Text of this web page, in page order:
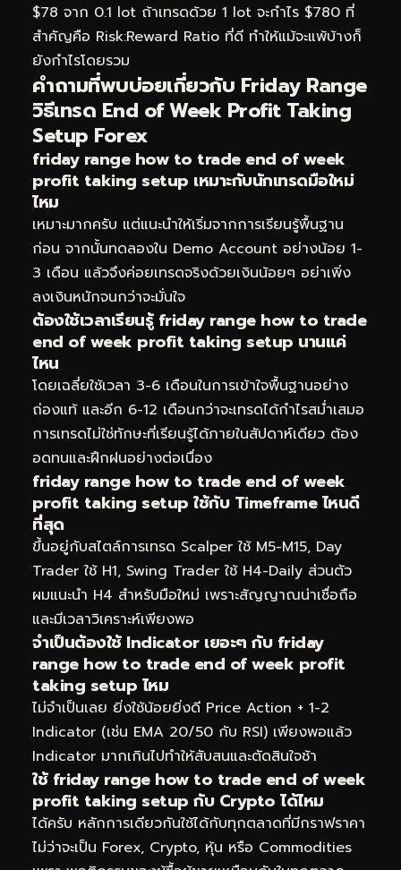
$78 จาก 0.1 lot ถ้าเทรดด้วย 1 lot จะกำไร $780 ที่
สำคัญคือ Risk:Reward Ratio ที่ดี ทำให้แม้จะแพ้บ้างก็
ยังกำไรโดยรวม
คำถามที่พบบ่อยเกี่ยวกับ Friday Range
วิธีเทรด End of Week Profit Taking
Setup Forex
friday range how to trade end of week
profit taking setup เหมาะกับนักเทรดมือใหม่
ไหม
เหมาะมากครับ แต่แนะนำให้เริ่มจากการเรียนรู้พื้นฐาน
ก่อน จากนั้นทดลองใน Demo Account อย่างน้อย 1-
3 เดือน แล้วจึงค่อยเทรดจริงด้วยเงินน้อยๆ อย่าเพิ่ง
ลงเงินหนักจนกว่าจะมั่นใจ
ต้องใช้เวลาเรียนรู้ friday range how to trade
end of week profit taking setup นานแค่
ไหน
โดยเฉลี่ยใช้เวลา 3-6 เดือนในการเข้าใจพื้นฐานอย่าง
ถ่องแท้ และอีก 6-12 เดือนกว่าจะเทรดได้กำไรสม่ำเสมอ
การเทรดไม่ใช่ทักษะที่เรียนรู้ได้ภายในสัปดาห์เดียว ต้อง
อดทนและฝึกฝนอย่างต่อเนื่อง
friday range how to trade end of week
profit taking setup ใช้กับ Timeframe ไหนดี
ที่สุด
ขึ้นอยู่กับสไตล์การเทรด Scalper ใช้ M5-M15, Day
Trader ใช้ H1, Swing Trader ใช้ H4-Daily ส่วนตัว
ผมแนะนำ H4 สำหรับมือใหม่ เพราะสัญญาณน่าเชื่อถือ
และมีเวลาวิเคราะห์เพียงพอ
จำเป็นต้องใช้ Indicator เยอะๆ กับ friday
range how to trade end of week profit
taking setup ไหม
ไม่จำเป็นเลย ยิ่งใช้น้อยยิ่งดี Price Action + 1-2
Indicator (เช่น EMA 20/50 กับ RSI) เพียงพอแล้ว
Indicator มากเกินไปทำให้สับสนและตัดสินใจช้า
ใช้ friday range how to trade end of week
profit taking setup กับ Crypto ได้ไหม
ได้ครับ หลักการเดียวกันใช้ได้กับทุกตลาดที่มีกราฟราคา
ไม่ว่าจะเป็น Forex, Crypto, หุ้น หรือ Commodities